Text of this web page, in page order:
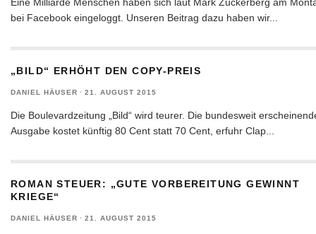
Eine Milliarde Menschen haben sich laut Mark Zuckerberg am
bei Facebook eingeloggt. Unseren Beitrag dazu haben wir...
„BILD“ ERHÖHT DEN COPY-PREIS
DANIEL HÄUSER · 21. AUGUST 2015
Die Boulevardzeitung „Bild“ wird teurer. Die bundesweit
Ausgabe kostet künftig 80 Cent statt 70 Cent, erfuhr Clap...
ROMAN STEUER: „GUTE VORBEREITUNG GEWINNT
KRIEGE“
DANIEL HÄUSER · 21. AUGUST 2015